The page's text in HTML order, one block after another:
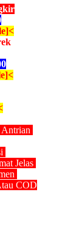
Antrian
Jelas
COD